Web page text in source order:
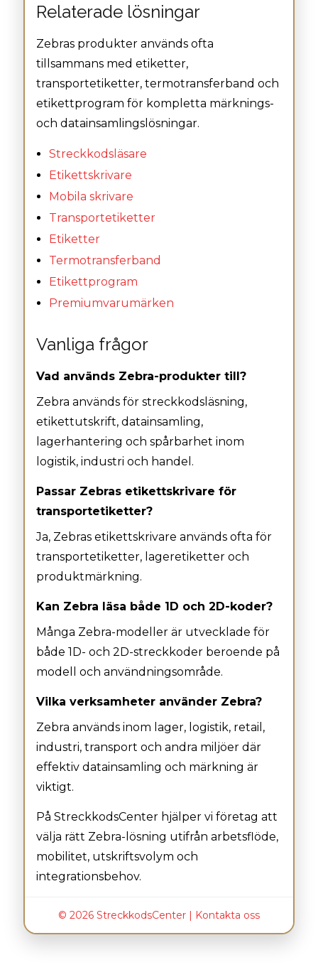
Relaterade lösningar
Zebras produkter används ofta
tillsammans med etiketter,
transportetiketter, termotransferband och
etikettprogram för kompletta märknings-
och datainsamlingslösningar.
Streckkodsläsare
Etikettskrivare
Mobila skrivare
Transportetiketter
Etiketter
Termotransferband
Etikettprogram
Premiumvarumärken
Vanliga frågor
Vad används Zebra-produkter till?
Zebra används för streckkodsläsning,
etikettutskrift, datainsamling,
lagerhantering och spårbarhet inom
logistik, industri och handel.
Passar Zebras etikettskrivare för
transportetiketter?
Ja, Zebras etikettskrivare används ofta för
transportetiketter, lageretiketter och
produktmärkning.
Kan Zebra läsa både 1D och 2D-koder?
Många Zebra-modeller är utvecklade för
både 1D- och 2D-streckkoder beroende på
modell och användningsområde.
Vilka verksamheter använder Zebra?
Zebra används inom lager, logistik, retail,
industri, transport och andra miljöer där
effektiv datainsamling och märkning är
viktigt.
På StreckkodsCenter hjälper vi företag att
välja rätt Zebra-lösning utifrån arbetsflöde,
mobilitet, utskriftsvolym och
integrationsbehov.
© 2026 StreckkodsCenter | Kontakta oss